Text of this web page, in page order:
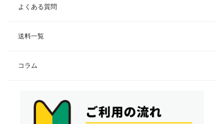
よくある質問
送料一覧
コラム